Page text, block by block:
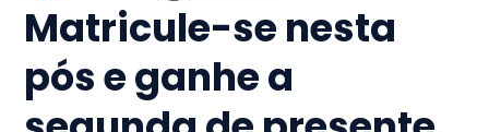
Matricule-se nesta
pós e ganhe a